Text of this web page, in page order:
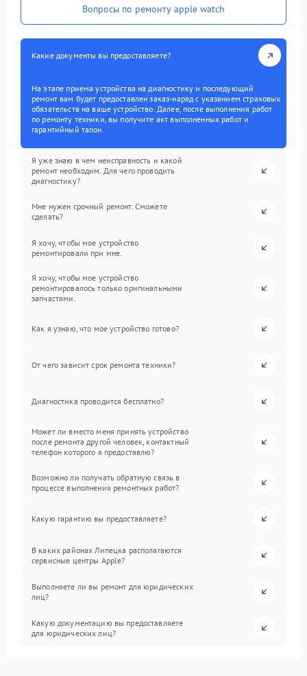
Вопросы по ремонту apple watch
Какие документы вы предоставляете?
На этапе приема устройства на диагностику и последующий
ремонт вам будет предоставлен заказ-наряд с указанием страховых
обязательств на ваше устройство. Далее, после выполнения работ
по ремонту техники, вы получите акт выполненных работ и
гарантийный талон.
Я уже знаю в чем неисправность и какой
ремонт необходим. Для чего проводить
диагностику?
Мне нужен срочный ремонт. Сможете
сделать?
Я хочу, чтобы мое устройство
ремонтировали при мне.
Я хочу, чтобы мое устройство
ремонтировалось только оригинальными
запчастями.
Как я узнаю, что мое устройство готово?
От чего зависит срок ремонта техники?
Диагностика проводится бесплатно?
Может ли вместо меня принять устройство
после ремонта другой человек, контактный
телефон которого я предоставлю?
Возможно ли получать обратную связь в
процессе выполнения ремонтных работ?
Какую гарантию вы предоставляете?
В каких районах Липецка располагаются
сервисные центры Apple?
Выполняете ли вы ремонт для юридических
лиц?
Какую документацию вы предоставляете
для юридических лиц?